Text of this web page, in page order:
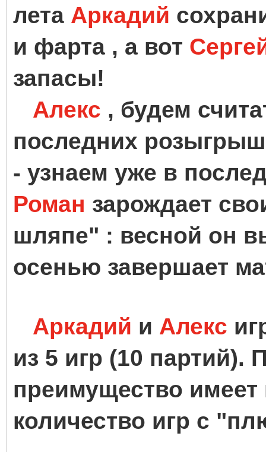
лета Аркадий
и фарта , а вот
запасы!
Алекс , будем
последних
- узнаем уже в
Роман зарождает
шляпе" : весной он
осенью завершает
Аркадий и Алекс
из 5 игр (10 партий).
преимущество
количество игр с